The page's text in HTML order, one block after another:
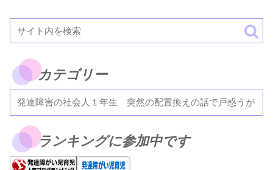
カテゴリー
ランキングに参加中です